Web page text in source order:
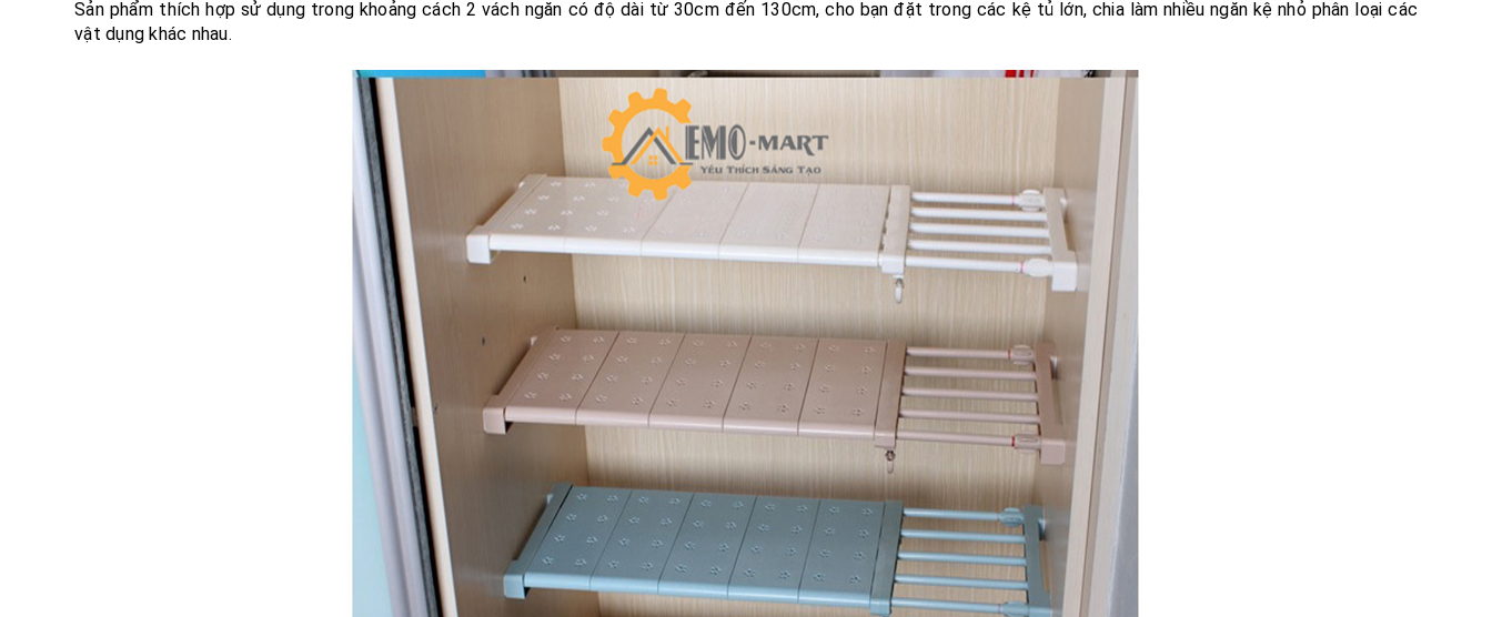
Sản phẩm thích hợp sử dụng trong khoảng cách 2 vách ngăn có độ dài từ 30cm đến 130cm, cho bạn đặt trong các kệ tủ lớn, chia làm nhiều ngăn kệ nhỏ phân loại các
vật dụng khác nhau.